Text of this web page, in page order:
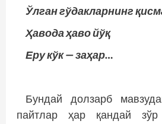
Ўлган гўдакларнинг
Ҳавода ҳаво йўқ
Еру кўк — заҳар…
Бундай долзарб
пайтлар ҳар қандай